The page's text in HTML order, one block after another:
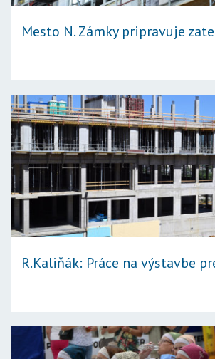
Mesto N. Zámky pripravuje
R.Kaliňák: Práce na výstavbe